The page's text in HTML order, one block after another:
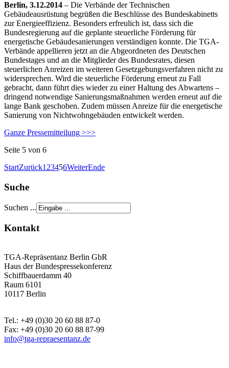
Berlin, 3.12.2014 – Die Verbände der Technischen
Gebäudeausrüstung begrüßen die Beschlüsse des Bundeskabinetts
zur Energieeffizienz. Besonders erfreulich ist, dass sich die
Bundesregierung auf die geplante steuerliche Förderung für
energetische Gebäudesanierungen verständigen konnte. Die TGA-
Verbände appellieren jetzt an die Abgeordneten des Deutschen
Bundestages und an die Mitglieder des Bundesrates, diesen
steuerlichen Anreizen im weiteren Gesetzgebungsverfahren nicht zu
widersprechen. Wird die steuerliche Förderung erneut zu Fall
gebracht, dann führt dies wieder zu einer Haltung des Abwartens –
dringend notwendige Sanierungsmaßnahmen werden erneut auf die
lange Bank geschoben. Zudem müssen Anreize für die energetische
Sanierung von Nichtwohngebäuden entwickelt werden.
Ganze Pressemitteilung >>>
Seite 5 von 6
StartZurück1 23456WeiterEnde
Suche
Suchen ...
Kontakt
TGA-Repräsentanz Berlin GbR
Haus der Bundespressekonferenz
Schiffbauerdamm 40
Raum 6101
10117 Berlin
Tel.: +49 (0)30 20 60 88 87-0
Fax: +49 (0)30 20 60 88 87-99
info@tga-repraesentanz.de